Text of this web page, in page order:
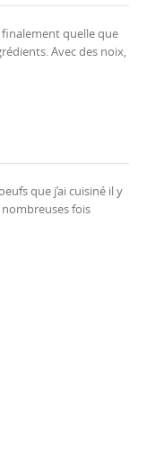
finalement quelle que
Avec des noix,
que j’ai cuisiné il y
fois